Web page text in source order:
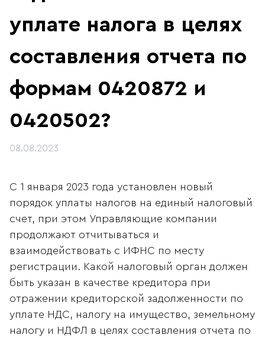
уплате налога в целях
составления отчета по
формам 0420872 и
0420502?
08.08.2023
С 1 января 2023 года установлен новый
порядок уплаты налогов на единый налоговый
счет, при этом Управляющие компании
продолжают отчитываться и
взаимодействовать с ИФНС по месту
регистрации. Какой налоговый орган должен
быть указан в качестве кредитора при
отражении кредиторской задолженности по
уплате НДС, налогу на имущество, земельному
налогу и НДФЛ в целях составления отчета по